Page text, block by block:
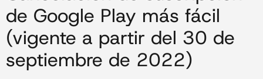
de Google Play más fácil
(vigente a partir del 30 de
septiembre de 2022)